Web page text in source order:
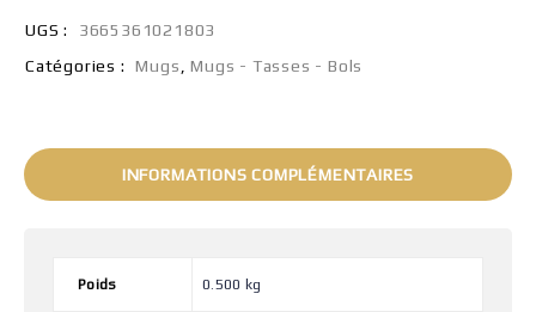
UGS :
3665361021803
Catégories :
Mugs ,Mugs - Tasses - Bols
INFORMATIONS COMPLÉMENTAIRES
Poids 0.500 kg